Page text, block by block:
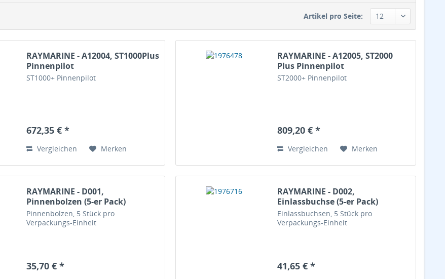
Artikel pro Seite:
RAYMARINE - A12004, ST1000Plus
Pinnenpilot
ST1000+ Pinnenpilot
672,35 € *
Vergleichen Merken
RAYMARINE - A12005, ST2000
Plus Pinnenpilot
ST2000+ Pinnenpilot
809,20 € *
Vergleichen Merken
RAYMARINE - D001,
Pinnenbolzen (5-er Pack)
Pinnenbolzen, 5 Stück pro
Verpackungs-Einheit
35,70 € *
RAYMARINE - D002,
Einlassbuchse (5-er Pack)
Einlassbuchsen, 5 Stück pro
Verpackungs-Einheit
41,65 € *